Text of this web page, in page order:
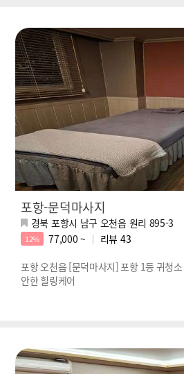
포항-문덕마사지
경북 포항시 남구 오천읍 원리 895-3
12% 77,000 ~ 리뷰 43
포항 오천읍 [문덕마사지] 포항 1등 귀청소
안한 힐링케어